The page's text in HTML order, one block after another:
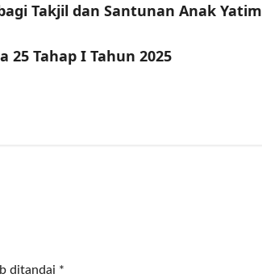
Takjil dan Santunan Anak Yatim
25 Tahap I Tahun 2025
ditandai *